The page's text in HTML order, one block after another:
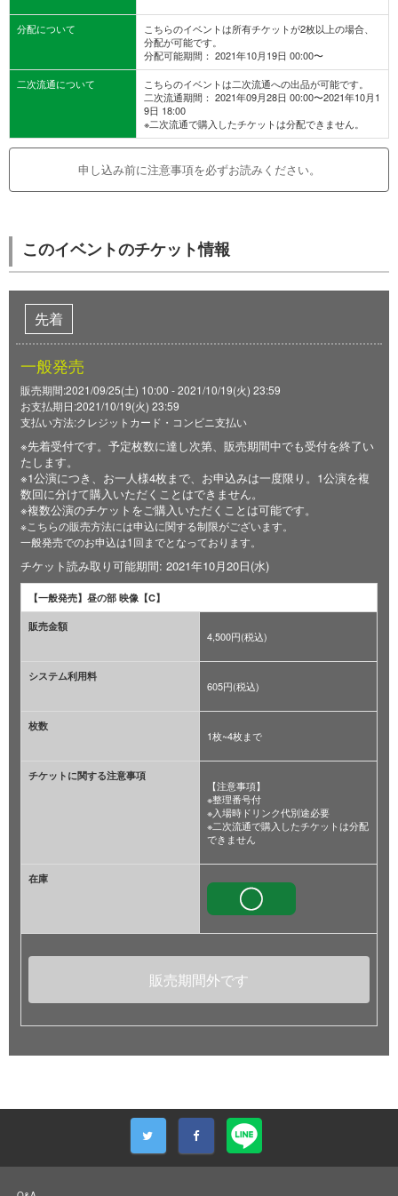
分配について
こちらのイベントは所有チケットが2枚以上の場合、
分配が可能です。
分配可能期間： 2021年10月19日 00:00〜
二次流通について
こちらのイベントは二次流通への出品が可能です。
二次流通期間： 2021年09月28日 00:00〜2021年10月1
9日 18:00
※二次流通で購入したチケットは分配できません。
申し込み前に注意事項を必ずお読みください。
このイベントのチケット情報
先着
一般発売
販売期間:2021/09/25(土) 10:00 - 2021/10/19(火) 23:59
お支払期日:2021/10/19(火) 23:59
支払い方法:クレジットカード・コンビニ支払い
※先着受付です。予定枚数に達し次第、販売期間中でも受付を終了い
たします。
※1公演につき、お一人様4枚まで、お申込みは一度限り。1公演を複
数回に分けて購入いただくことはできません。
※複数公演のチケットをご購入いただくことは可能です。
※こちらの販売方法には申込に関する制限がございます。
一般発売でのお申込は1回までとなっております。
チケット読み取り可能期間: 2021年10月20日(水)
【一般発売】昼の部 映像【C】
販売金額
4,500円(税込)
システム利用料
605円(税込)
枚数
1枚~4枚まで
チケットに関する注意事項
【注意事項】
※整理番号付
※入場時ドリンク代別途必要
※二次流通で購入したチケットは分配
できません
在庫
販売期間外です